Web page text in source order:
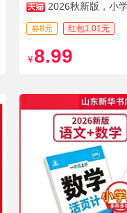
2026秋新版，小
任选
券8元 红包1.01元
¥ 8.99